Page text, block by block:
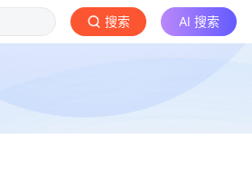
搜索 AI 搜索